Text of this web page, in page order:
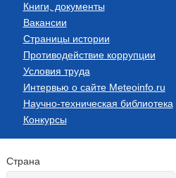
Книги, документы
Вакансии
Страницы истории
Противодействие коррупции
Условия труда
Интервью о сайте Meteoinfo.ru
Научно-техническая библиотека
Конкурсы
Страна